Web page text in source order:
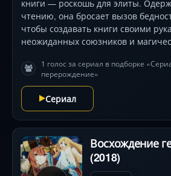
книги — роскошь для элиты.
чтению, она бросает вызов
чтобы создавать книги своими
неожиданных союзников и
1 голос за сериал в подборке
перерождение»
Сериал
Восхождение
(2018)